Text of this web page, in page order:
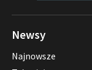
Newsy
Najnowsze